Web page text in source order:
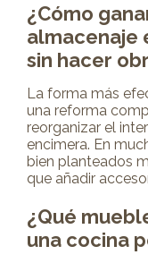
¿Cómo
almacenaje
sin hacer
La forma más
una reforma
reorganizar el
encimera. En
bien planteados
que añadir
¿Qué
una cocina